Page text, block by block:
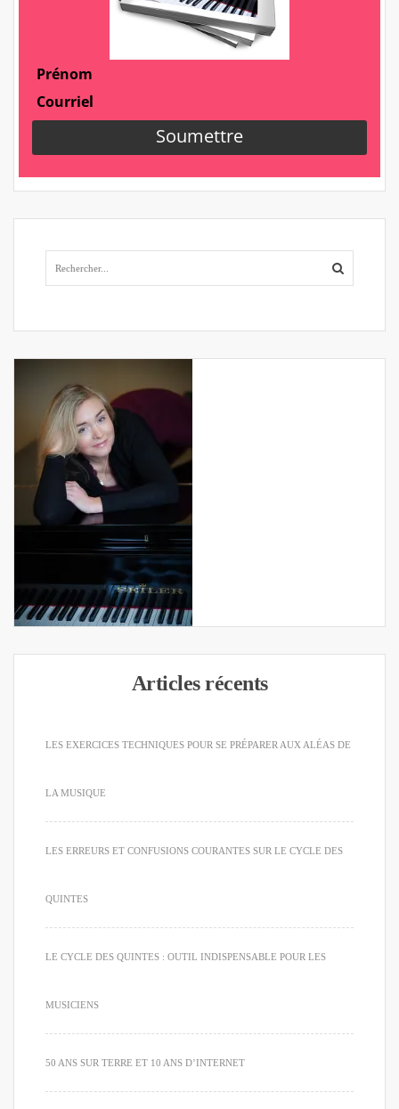
Articles récents
LES EXERCICES TECHNIQUES POUR SE PRÉPARER AUX ALÉAS DE
LA MUSIQUE
LES ERREURS ET CONFUSIONS COURANTES SUR LE CYCLE DES
QUINTES
LE CYCLE DES QUINTES : OUTIL INDISPENSABLE POUR LES
MUSICIENS
50 ANS SUR TERRE ET 10 ANS D’INTERNET